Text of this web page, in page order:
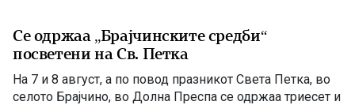
Се одржаа „Брајчинските средби“
посветени на Св. Петка
На 7 и 8 август, а по повод празникот Света Петка, во
селото Брајчино, во Долна Преспа се одржаа триесет и